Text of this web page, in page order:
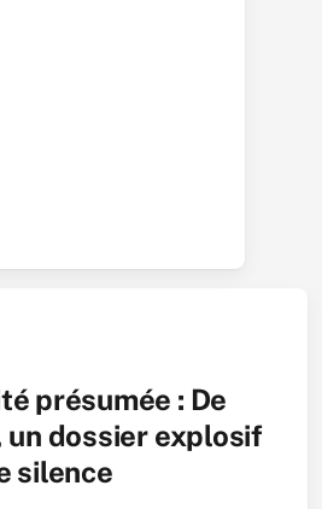
présumée : De
un dossier explosif
silence